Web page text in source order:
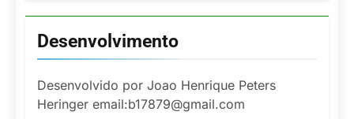
Desenvolvimento
Desenvolvido por Joao Henrique Peters
Heringer email:b17879@gmail.com